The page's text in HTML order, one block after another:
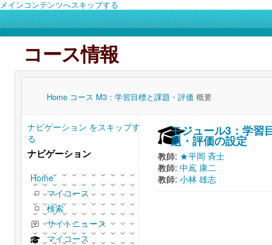
メインコンテンツへスキップする
コース情報
Home コース M3：学習目標と課題・評価 概要
モジュール3：学習
題・評価の設定
教師: ★平岡 斉士
教師:中嶌 康二
教師:小林 雄志
ナビゲーション をスキップす
る
ナビゲーション
Home
マイコース
検索
サイトニュース
マイコース